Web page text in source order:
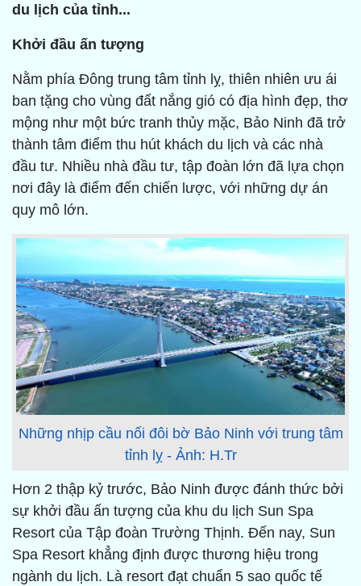
du lịch của tỉnh...
Khởi đầu ấn tượng
Nằm phía Đông trung tâm tỉnh lỵ, thiên nhiên ưu ái
ban tặng cho vùng đất nắng gió có địa hình đẹp, thơ
mộng như một bức tranh thủy mặc, Bảo Ninh đã trở
thành tâm điểm thu hút khách du lịch và các nhà
đầu tư. Nhiều nhà đầu tư, tập đoàn lớn đã lựa chọn
nơi đây là điểm đến chiến lược, với những dự án
quy mô lớn.
Những nhịp cầu nối đôi bờ Bảo Ninh với trung tâm
tỉnh lỵ - Ảnh: H.Tr
Hơn 2 thập kỷ trước, Bảo Ninh được đánh thức bởi
sự khởi đầu ấn tượng của khu du lịch Sun Spa
Resort của Tập đoàn Trường Thịnh. Đến nay, Sun
Spa Resort khẳng định được thương hiệu trong
ngành du lịch. Là resort đạt chuẩn 5 sao quốc tế